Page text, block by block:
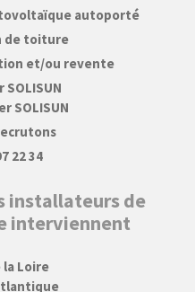
autoporté
de toiture
et/ou revente
SOLISUN
22 34
installateurs de
interviennent
la Loire